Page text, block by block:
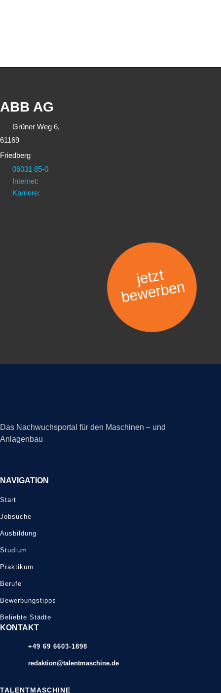
ABB AG
Grüner Weg 6,
61169
Friedberg
06031 85-0
Internet:
Karriere:
jetzt
bewerben
Das Nachwuchsportal für den Maschinen – und
Anlagenbau
NAVIGATION
Start
Jobsuche
Ausbildung
Studium
Praktikum
Berufe
Bewerbungstipps
Beliebte Städte
KONTAKT
+49 69 6603-1898
redaktion@talentmaschine.de
TALENTMASCHINE